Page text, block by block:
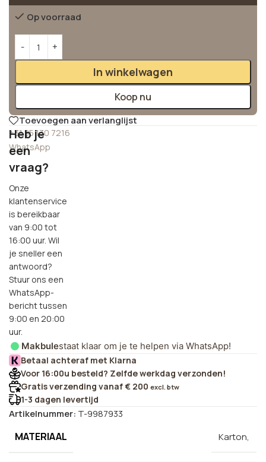
Op voorraad
In winkelwagen
Koop nu
Toevoegen aan verlanglijst
+31 85 130 7216
WhatsApp
Heb je
een
vraag?
Onze
klantenservice
is bereikbaar
van 9:00 tot
16:00 uur. Wil
je sneller een
antwoord?
Stuur ons een
WhatsApp-
bericht tussen
9:00 en 20:00
uur.
Makbulestaat klaar om je te helpen via WhatsApp!
Betaal achteraf met Klarna
Voor 16:00u besteld? Zelfde werkdag verzonden!
Gratis verzending vanaf € 200 excl. btw
1-3 dagen levertijd
Artikelnummer: T-9987933
MATERIAAL Karton,